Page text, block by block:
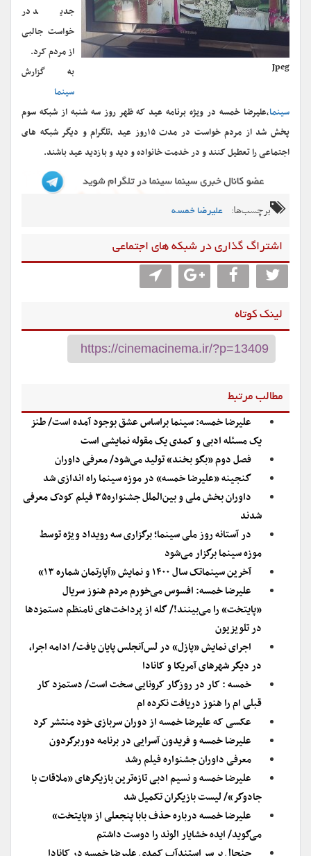
Jpeg
جدید در
خواست جالبی
از مردم کرد.
به گزارش
سینما
سینما،علیرضا خمسه در ویژه برنامه عید که ظهر روز سه شنبه از شبکه سوم
پخش شد از مردم خواست در مدت ۱۵روز عید ،تلگرام و دیگر شبکه های
اجتماعی را تعطیل کنند و در خدمت خانواده و دید و بازدید عید باشند.
برچسب‌ها: علیرضا خمسه
اشتراگ گذاری در شبکه های اجتماعی
لینک کوتاه
مطالب مرتبط
علیرضا خمسه: سینما براساس عشق بوجود آمده است/ طنز
یک مسئله ادبی و کمدی یک مقوله نمایشی است
فصل دوم «بگو بخند» تولید می‌شود/ معرفی داوران
گنجینه «علیرضا خمسه» در موزه سینما راه اندازی شد
داوران بخش ملی و بین‌الملل جشنواره۳۵ فیلم کودک معرفی
شدند
در آستانه روز ملی سینما؛ برگزاری سه رویداد ویژه توسط
موزه سینما برگزار می‌شود
آخرین سینماتک سال ۱۴۰۰ و نمایش «آپارتمان شماره ۱۳»
علیرضا خمسه: افسوس می‌خورم مردم هنوز سریال
«پایتخت» را می‌بینند!/ گله از پرداخت‌های نامنظم دستمزدها
در تلویزیون
اجرای نمایش «پازل» در لس‌آنجلس پایان یافت/ ادامه اجرا،
در دیگر شهرهای آمریکا و کانادا
خمسه : کار در روزگار کرونایی سخت است/ دستمزد کار
قبلی ام را هنوز دریافت نکرده ام
عکسی که علیرضا خمسه از دوران سربازی خود منتشر کرد
علیرضا خمسه و فریدون آسرایی در برنامه دوربرگردون
معرفی داوران جشنواره فیلم رشد
علیرضا خمسه و نسیم ادبی تازه‌ترین بازیگرهای «ملاقات با
جادوگر»/ لیست بازیگران تکمیل شد
علیرضا خمسه درباره حذف بابا پنجعلی از «پایتخت»
می‌گوید/ ایده خشایار الوند را دوست داشتم